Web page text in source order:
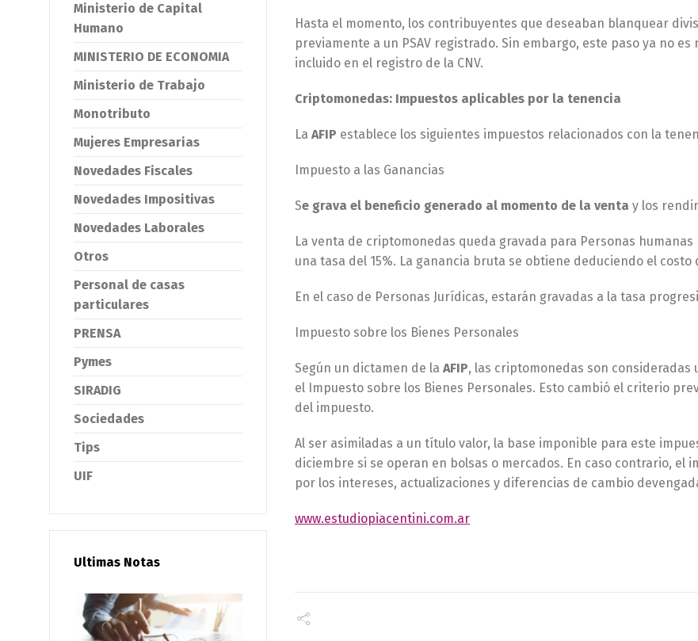
Hasta el momento, los contribuyentes que deseaban blanquear
previamente a un PSAV registrado. Sin embargo, este paso ya no
incluido en el registro de la CNV.
Criptomonedas: Impuestos aplicables por la tenencia
La AFIP establece los siguientes impuestos relacionados con la
Impuesto a las Ganancias
Se grava el beneficio generado al momento de la venta y los
La venta de criptomonedas queda gravada para Personas
una tasa del 15%. La ganancia bruta se obtiene deduciendo el
En el caso de Personas Jurídicas, estarán gravadas a la tasa
Impuesto sobre los Bienes Personales
Según un dictamen de la AFIP, las criptomonedas son
el Impuesto sobre los Bienes Personales. Esto cambió el criterio
del impuesto.
Al ser asimiladas a un título valor, la base imponible para este
diciembre si se operan en bolsas o mercados. En caso contrario, el
por los intereses, actualizaciones y diferencias de cambio
www.estudiopiacentini.com.ar
Ministerio de Capital
Humano
MINISTERIO DE ECONOMIA
Ministerio de Trabajo
Monotributo
Mujeres Empresarias
Novedades Fiscales
Novedades Impositivas
Novedades Laborales
Otros
Personal de casas
particulares
PRENSA
Pymes
SIRADIG
Sociedades
Tips
UIF
Ultimas Notas